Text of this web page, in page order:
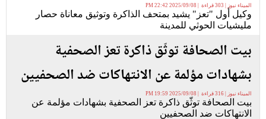
الميناء نيوز | 303 قراءة | 2025/09/08 22:42 PM
وكيل أول "تعز" يشيد بمتحف الذاكرة وتوثيق معاناة حصار
مليشيات الحوثي للمدينة
بيت الصحافة توثّق ذاكرة تعز الصحفية
بشهادات مؤلمة عن الانتهاكات ضد الصحفيين
الميناء نيوز | 316 قراءة | 2025/09/08 19:59 PM
بيت الصحافة توثّق ذاكرة تعز الصحفية بشهادات مؤلمة عن
الانتهاكات ضد الصحفيين